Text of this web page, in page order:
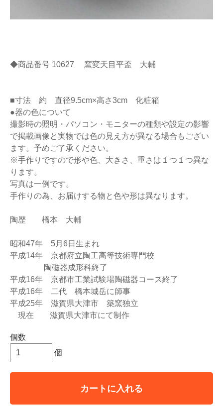
◆商品番号 10627 窯変天目平盃 大輔
■寸法 約 直径9.5cm×高さ3cm 化粧箱
●器の色について
撮影時の照明・パソコン・モニターの種類や設定の影響
で掲載画像と実物では色の見え方が異なる場合もござい
ます。予めご了承ください。
※手作りですので形や色、大きさ、重さは１つ１つ異な
ります。
写真は一例です。
手作りの為、お届けする物と色や形は異なります。
陶歴 橋本 大輔
昭和47年 5月6日生まれ
平成14年 京都府立陶工高等技術専門校
陶磁器成形科終了
平成16年 京都市工業試験場陶磁器コース終了
平成16年 二代 橋本城岳に師事
平成25年 滋賀県大津市 築窯独立
現在 滋賀県大津市にて制作
個数
個
カートに入れる